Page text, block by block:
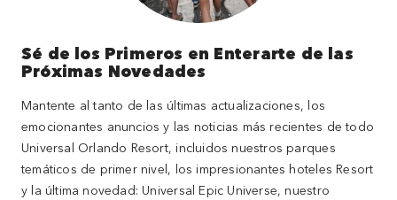
Sé de los Primeros en Enterarte de las
Próximas Novedades
Mantente al tanto de las últimas actualizaciones, los
emocionantes anuncios y las noticias más recientes de todo
Universal Orlando Resort, incluidos nuestros parques
temáticos de primer nivel, los impresionantes hoteles Resort
y la última novedad: Universal Epic Universe, nuestro